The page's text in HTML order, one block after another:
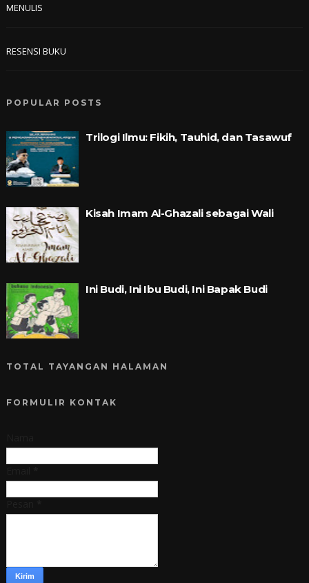
MENULIS
RESENSI BUKU
POPULAR POSTS
Trilogi Ilmu: Fikih, Tauhid, dan Tasawuf
Kisah Imam Al-Ghazali sebagai Wali
Ini Budi, Ini Ibu Budi, Ini Bapak Budi
TOTAL TAYANGAN HALAMAN
FORMULIR KONTAK